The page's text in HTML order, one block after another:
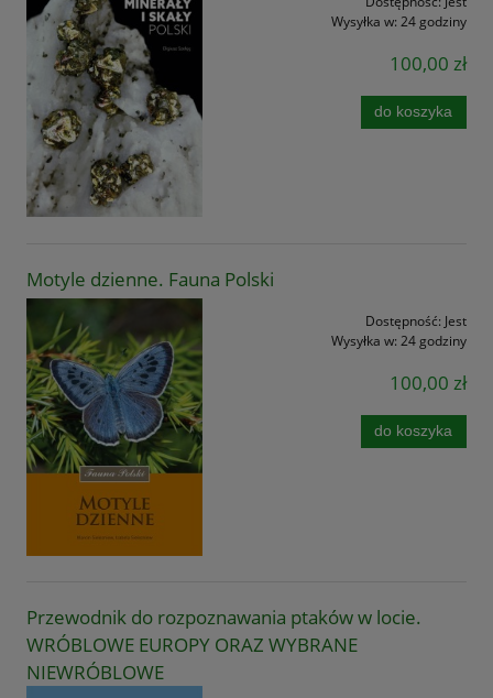
Wysyłka w: 24 godziny
100,00 zł
do koszyka
Motyle dzienne. Fauna Polski
Dostępność: Jest
Wysyłka w: 24 godziny
100,00 zł
do koszyka
Przewodnik do rozpoznawania ptaków w locie.
WRÓBLOWE EUROPY ORAZ WYBRANE
NIEWRÓBLOWE